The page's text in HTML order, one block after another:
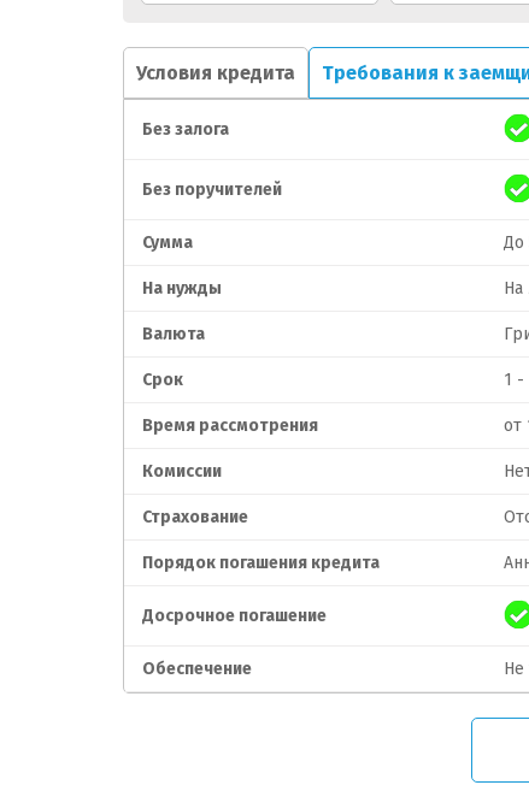
Условия кредита Требования к
Без залога
Без поручителей
Сумма До
На нужды На
Валюта
Срок 1 -
Время рассмотрения от
Комиссии
Страхование
Порядок погашения кредита
Досрочное погашение
Обеспечение Не